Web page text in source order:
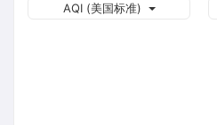
AQI (美国标准)